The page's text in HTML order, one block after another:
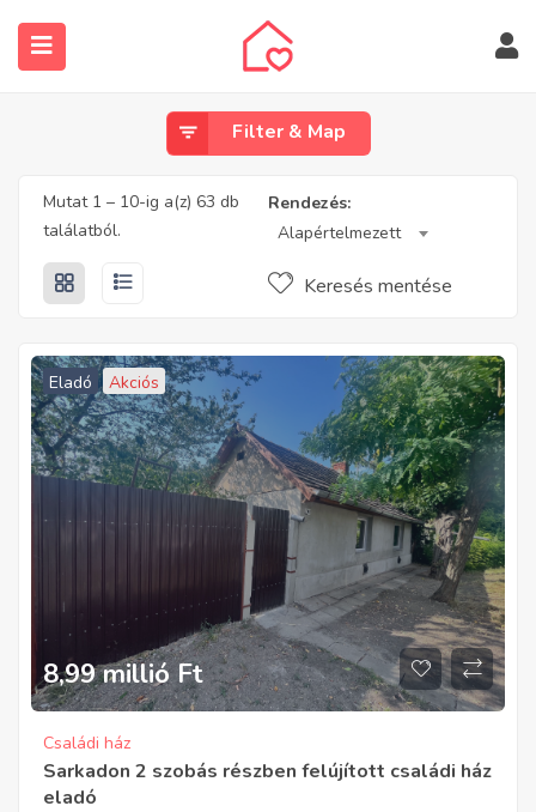
(Ingatlanos keresése)
Filter & Map
Mutat 1 – 10-ig a(z) 63 db
találatból.
Rendezés:
Alapértelmezett
Keresés mentése
Eladó Akciós
8,99 millió Ft
Családi ház
Sarkadon 2 szobás részben felújított családi ház
eladó